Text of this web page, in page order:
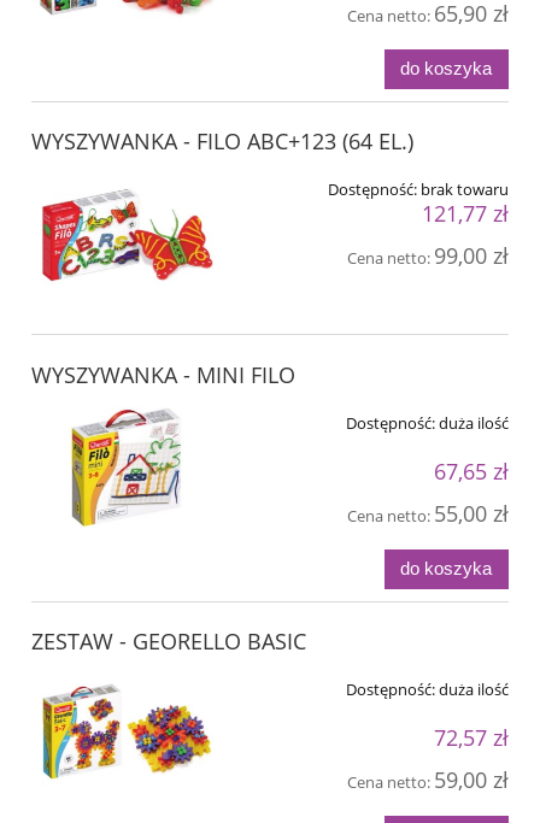
Cena netto: 65,90 zł
do koszyka
WYSZYWANKA - FILO ABC+123 (64 EL.)
Dostępność: brak towaru
121,77 zł
Cena netto: 99,00 zł
WYSZYWANKA - MINI FILO
Dostępność:duża ilość
67,65 zł
Cena netto: 55,00 zł
do koszyka
ZESTAW - GEORELLO BASIC
Dostępność:duża ilość
72,57 zł
Cena netto: 59,00 zł